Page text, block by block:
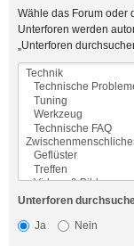
Wähle das Forum oder
Unterforen werden
„Unterforen
Unterforen
Ja
Nein